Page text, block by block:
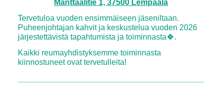
Manttaalitie 1, 37500 Lempäälä
Tervetuloa vuoden ensimmäiseen jäseniltaan.
Puheenjohtajan kahvit ja keskustelua vuoden 2026
järjestettävistä tapahtumista ja toiminnasta🍀.
Kaikki reumayhdistyksemme toiminnasta
kiinnostuneet ovat tervetulleita!